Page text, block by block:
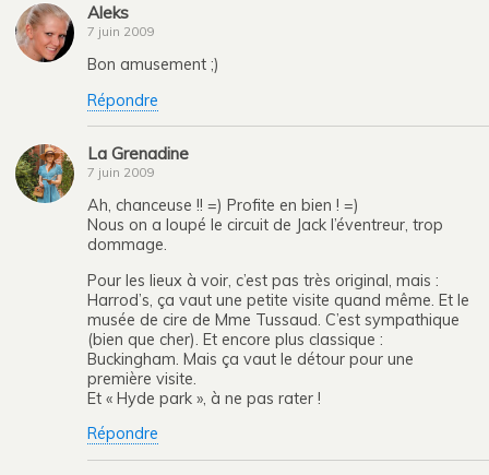
Aleks
7 juin 2009
Bon amusement ;)
Répondre
La Grenadine
7 juin 2009
Ah, chanceuse !! =) Profite en bien ! =)
Nous on a loupé le circuit de Jack l’éventreur, trop
dommage.
Pour les lieux à voir, c’est pas très original, mais :
Harrod’s, ça vaut une petite visite quand même. Et le
musée de cire de Mme Tussaud. C’est sympathique
(bien que cher). Et encore plus classique :
Buckingham. Mais ça vaut le détour pour une
première visite.
Et « Hyde park », à ne pas rater !
Répondre